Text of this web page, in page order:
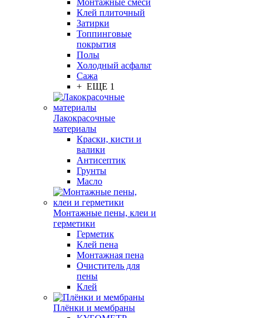
Монтажные смеси
Клей плиточный
Затирки
Топпинговые
покрытия
Полы
Холодный асфальт
Сажа
+ ЕЩЕ 1
Лакокрасочные
материалы
Краски, кисти и
валики
Антисептик
Грунты
Масло
Монтажные пены, клеи и
герметики
Герметик
Клей пена
Монтажная пена
Очиститель для
пены
Клей
Плёнки и мембраны